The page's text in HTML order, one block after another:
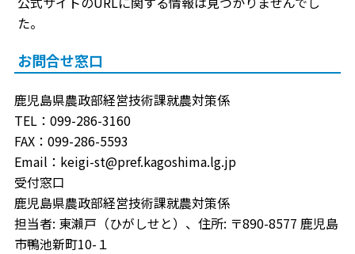
た。
お問合せ窓口
鹿児島県農政部経営技術課就農対策係
TEL：099-286-3160
FAX：099-286-5593
Email：keigi-st@pref.kagoshima.lg.jp
受付窓口
鹿児島県農政部経営技術課就農対策係
担当者: 東瀨戸（ひがしせと）、住所: 〒890-8577 鹿児島
市鴨池新町10-１